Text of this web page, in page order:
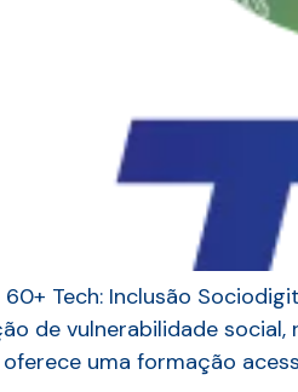
Tech: Inclusão
de vulnerabilidade
uma formação